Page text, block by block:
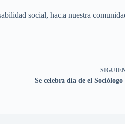
social, hacia nuestra
Se celebra día de el